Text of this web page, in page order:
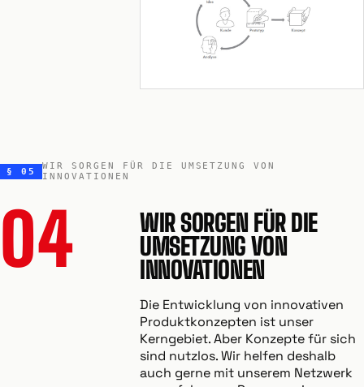
§ 05
WIR SORGEN FÜR DIE UMSETZUNG VON
INNOVATIONEN
04
WIR SORGEN FÜR DIE
UMSETZUNG VON
INNOVATIONEN
Die Entwicklung von innovativen
Produktkonzepten ist unser
Kerngebiet. Aber Konzepte für sich
sind nutzlos. Wir helfen deshalb
auch gerne mit unserem Netzwerk